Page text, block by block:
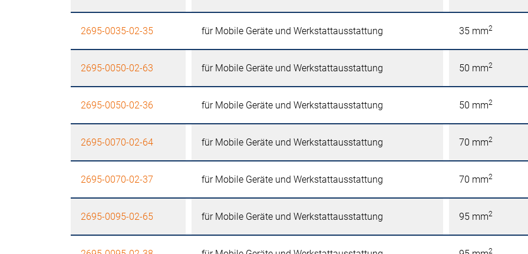
2695-0035-02-35 für Mobile Geräte und Werkstattausstattung 35 mm2
2695-0050-02-63 für Mobile Geräte und Werkstattausstattung 50 mm2
2695-0050-02-36 für Mobile Geräte und Werkstattausstattung 50 mm2
2695-0070-02-64 für Mobile Geräte und Werkstattausstattung 70 mm2
2695-0070-02-37 für Mobile Geräte und Werkstattausstattung 70 mm2
2695-0095-02-65 für Mobile Geräte und Werkstattausstattung 95 mm2
2